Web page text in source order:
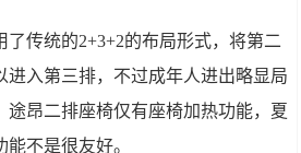
了传统的2+3+2的布局形式，将第二
进入第三排，不过成年人进出略显局
途昂二排座椅仅有座椅加热功能，夏
不是很友好。